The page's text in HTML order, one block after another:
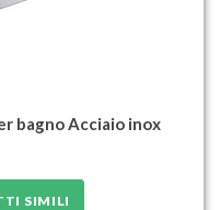
bagno Acciaio inox
SIMILI